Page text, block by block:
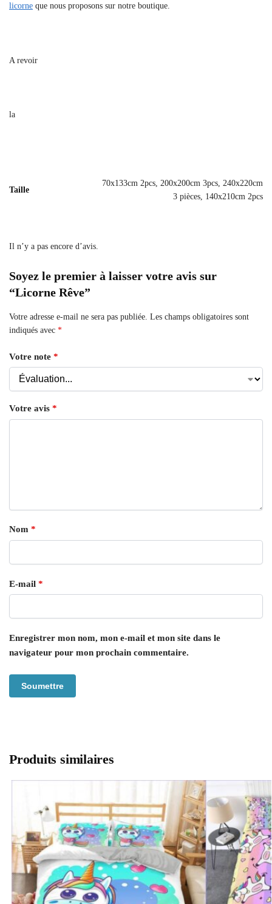
licorne que nous proposons sur notre boutique.
A revoir
la
Taille
70x133cm 2pcs, 200x200cm 3pcs, 240x220cm
3 pièces, 140x210cm 2pcs
Il n’y a pas encore d’avis.
Soyez le premier à laisser votre avis sur
“Licorne Rêve”
Votre adresse e-mail ne sera pas publiée. Les champs obligatoires sont
indiqués avec *
Votre note *
Votre avis *
Nom *
E-mail *
Enregistrer mon nom, mon e-mail et mon site dans le
navigateur pour mon prochain commentaire.
Produits similaires